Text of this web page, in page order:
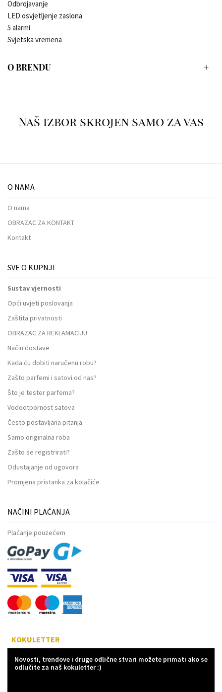
Odbrojavanje
LED osvjetljenje zaslona
5 alarmi
Svjetska vremena
O BRENDU
Naš izbor skrojen samo za vas
O NAMA
O nama
OBRAZAC ZA KONTAKT
Kontakt
SVE O KUPNJI
Sustav vjernosti
Opći uvjeti poslovanja
Zaštita privatnosti
OBRAZAC ZA REKLAMACIJU
Način dostave
Kada ću dobiti naručenu robu?
Zašto parfemi i satovi od nas?
Što je tester parfema?
Vodootpornost satova
Često postavljana pitanja
Samo originalna roba
Zašto se registrirati?
Odustajanje od ugovora
Promjena pristanka za kolačiće
NAČINI PLAĆANJA
Plaćanje pouzećem
KOKULETTER
Novosti, trendove i druge odlične stvari možete primati ako se
odlučite za naš kokuletter :)